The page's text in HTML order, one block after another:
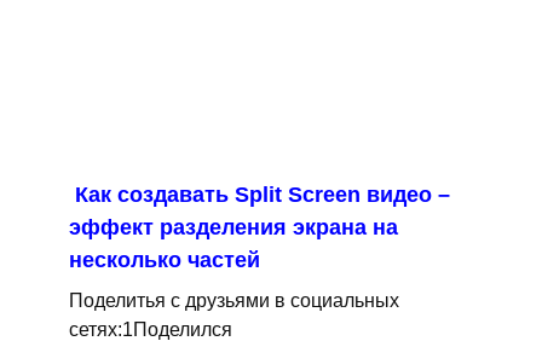
Как создавать Split Screen видео –
эффект разделения экрана на
несколько частей
Поделитья с друзьями в социальных
сетях:1Поделился